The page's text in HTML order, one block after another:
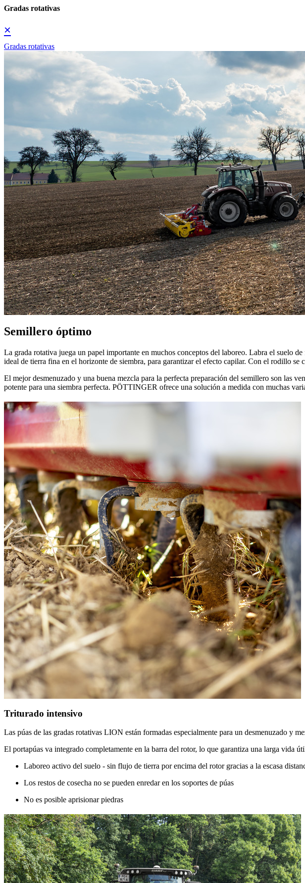
Gradas rotativas
×
Gradas rotativas
Semillero óptimo
La grada rotativa juega un papel importante en muchos conceptos del laboreo. Labra el suelo
ideal de tierra fina en el horizonte de siembra, para garantizar el efecto capilar. Con el rodillo se
El mejor desmenuzado y una buena mezcla para la perfecta preparación del semillero son las
potente para una siembra perfecta. PÖTTINGER ofrece una solución a medida con muchas
Triturado intensivo
Las púas de las gradas rotativas LION están formadas especialmente para un desmenuzado y
El portapúas va integrado completamente en la barra del rotor, lo que garantiza una larga vida
Laboreo activo del suelo - sin flujo de tierra por encima del rotor gracias a la escasa
Los restos de cosecha no se pueden enredar en los soportes de púas
No es posible aprisionar piedras